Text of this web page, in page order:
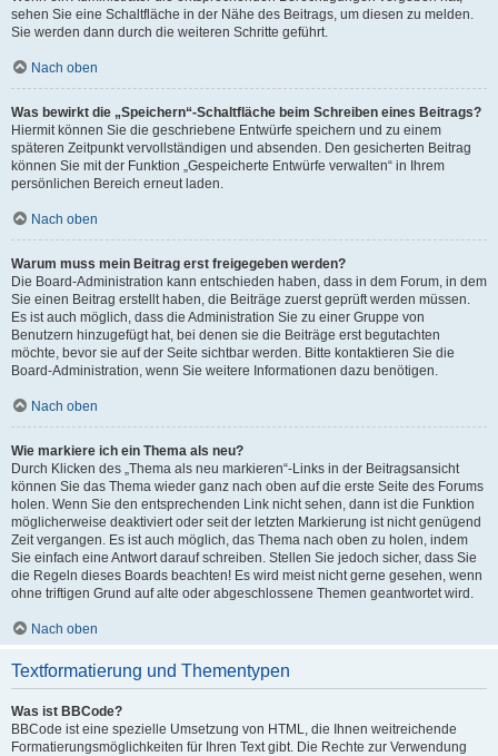
sehen Sie eine Schaltfläche in der Nähe des Beitrags, um diesen zu melden.
Sie werden dann durch die weiteren Schritte geführt.
Nach oben
Was bewirkt die „Speichern“-Schaltfläche beim Schreiben eines Beitrags?
Hiermit können Sie die geschriebene Entwürfe speichern und zu einem
späteren Zeitpunkt vervollständigen und absenden. Den gesicherten Beitrag
können Sie mit der Funktion „Gespeicherte Entwürfe verwalten“ in Ihrem
persönlichen Bereich erneut laden.
Nach oben
Warum muss mein Beitrag erst freigegeben werden?
Die Board-Administration kann entschieden haben, dass in dem Forum, in dem
Sie einen Beitrag erstellt haben, die Beiträge zuerst geprüft werden müssen.
Es ist auch möglich, dass die Administration Sie zu einer Gruppe von
Benutzern hinzugefügt hat, bei denen sie die Beiträge erst begutachten
möchte, bevor sie auf der Seite sichtbar werden. Bitte kontaktieren Sie die
Board-Administration, wenn Sie weitere Informationen dazu benötigen.
Nach oben
Wie markiere ich ein Thema als neu?
Durch Klicken des „Thema als neu markieren“-Links in der Beitragsansicht
können Sie das Thema wieder ganz nach oben auf die erste Seite des Forums
holen. Wenn Sie den entsprechenden Link nicht sehen, dann ist die Funktion
möglicherweise deaktiviert oder seit der letzten Markierung ist nicht genügend
Zeit vergangen. Es ist auch möglich, das Thema nach oben zu holen, indem
Sie einfach eine Antwort darauf schreiben. Stellen Sie jedoch sicher, dass Sie
die Regeln dieses Boards beachten! Es wird meist nicht gerne gesehen, wenn
ohne triftigen Grund auf alte oder abgeschlossene Themen geantwortet wird.
Nach oben
Textformatierung und Thementypen
Was ist BBCode?
BBCode ist eine spezielle Umsetzung von HTML, die Ihnen weitreichende
Formatierungsmöglichkeiten für Ihren Text gibt. Die Rechte zur Verwendung